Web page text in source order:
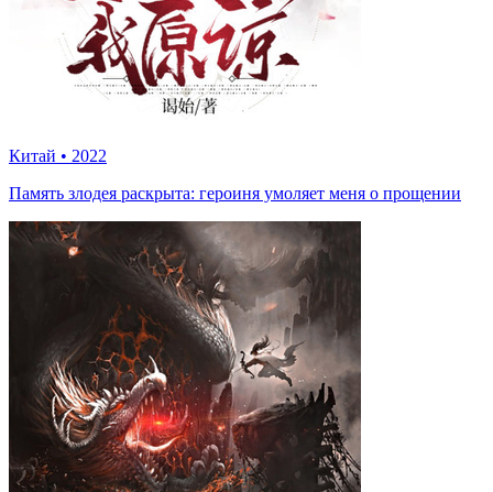
Китай • 2022
Память злодея раскрыта: героиня умоляет меня о прощении